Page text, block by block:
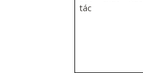
tác